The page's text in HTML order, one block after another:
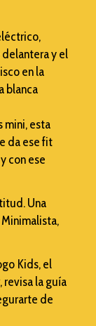
y el
en la
blanca
mini, esta
da ese fit
con ese
Una
Kids, el
la guía
de